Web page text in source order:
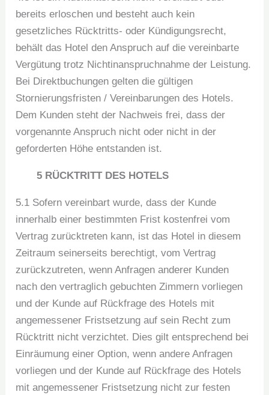
bereits erloschen und besteht auch kein
gesetzliches Rücktritts- oder Kündigungsrecht,
behält das Hotel den Anspruch auf die vereinbarte
Vergütung trotz Nichtinanspruchnahme der Leistung.
Bei Direktbuchungen gelten die gültigen
Stornierungsfristen / Vereinbarungen des Hotels.
Dem Kunden steht der Nachweis frei, dass der
vorgenannte Anspruch nicht oder nicht in der
geforderten Höhe entstanden ist.
5 RÜCKTRITT DES HOTELS
5.1 Sofern vereinbart wurde, dass der Kunde
innerhalb einer bestimmten Frist kostenfrei vom
Vertrag zurücktreten kann, ist das Hotel in diesem
Zeitraum seinerseits berechtigt, vom Vertrag
zurückzutreten, wenn Anfragen anderer Kunden
nach den vertraglich gebuchten Zimmern vorliegen
und der Kunde auf Rückfrage des Hotels mit
angemessener Fristsetzung auf sein Recht zum
Rücktritt nicht verzichtet. Dies gilt entsprechend bei
Einräumung einer Option, wenn andere Anfragen
vorliegen und der Kunde auf Rückfrage des Hotels
mit angemessener Fristsetzung nicht zur festen